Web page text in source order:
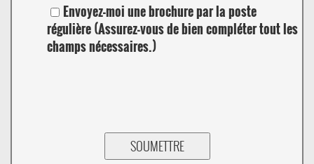
Envoyez-moi une brochure par la poste
régulière (Assurez-vous de bien compléter tout les
champs nécessaires.)